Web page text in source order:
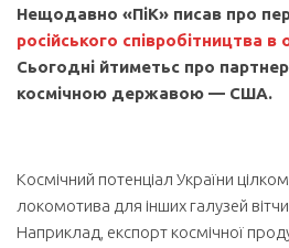
Нещодавно «ПіК» писав про
російського співробітництва в
Сьогодні йтиметьс про
космічною державою — США.
Космічний потенціал України
локомотива для інших галузей
Наприклад, експорт космічної